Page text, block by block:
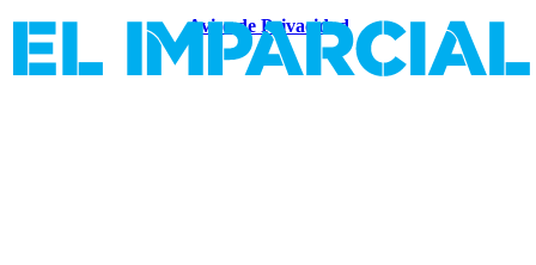
Aviso de Privacidad